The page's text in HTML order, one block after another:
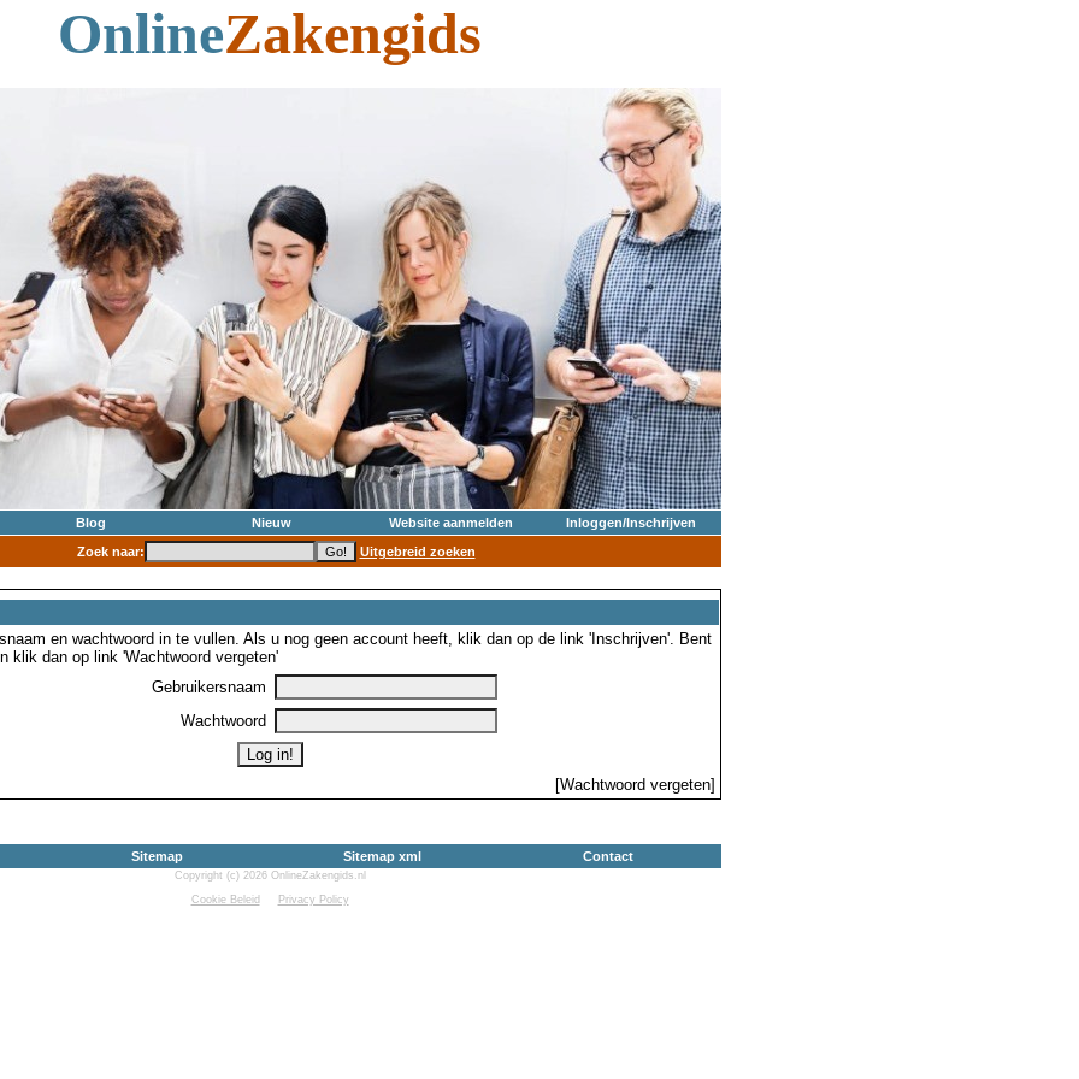
OnlineZakengids
Blog Nieuw Website aanmelden
Inloggen/Inschrijven
Zoek naar:
Uitgebreid zoeken
en wachtwoord in te vullen. Als u nog geen account heeft, klik dan op de link 'Inschrijven'. Bent
klik dan op link 'Wachtwoord vergeten'
Gebruikersnaam
Wachtwoord
[Wachtwoord vergeten]
Sitemap Sitemap xml Contact
Copyright (c) 2026 OnlineZakengids.nl
Cookie Beleid
Privacy Policy